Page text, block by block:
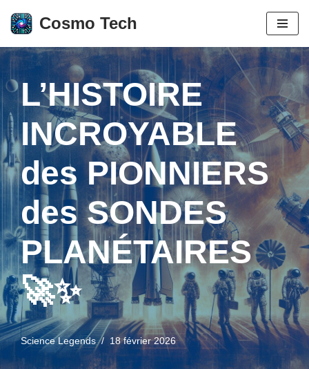
Aller
au
Cosmo Tech
L’HISTOIRE
INCROYABLE
des PIONNIERS
des SONDES
PLANÉTAIRES
🚀✨
Science Legends 18 février 2026